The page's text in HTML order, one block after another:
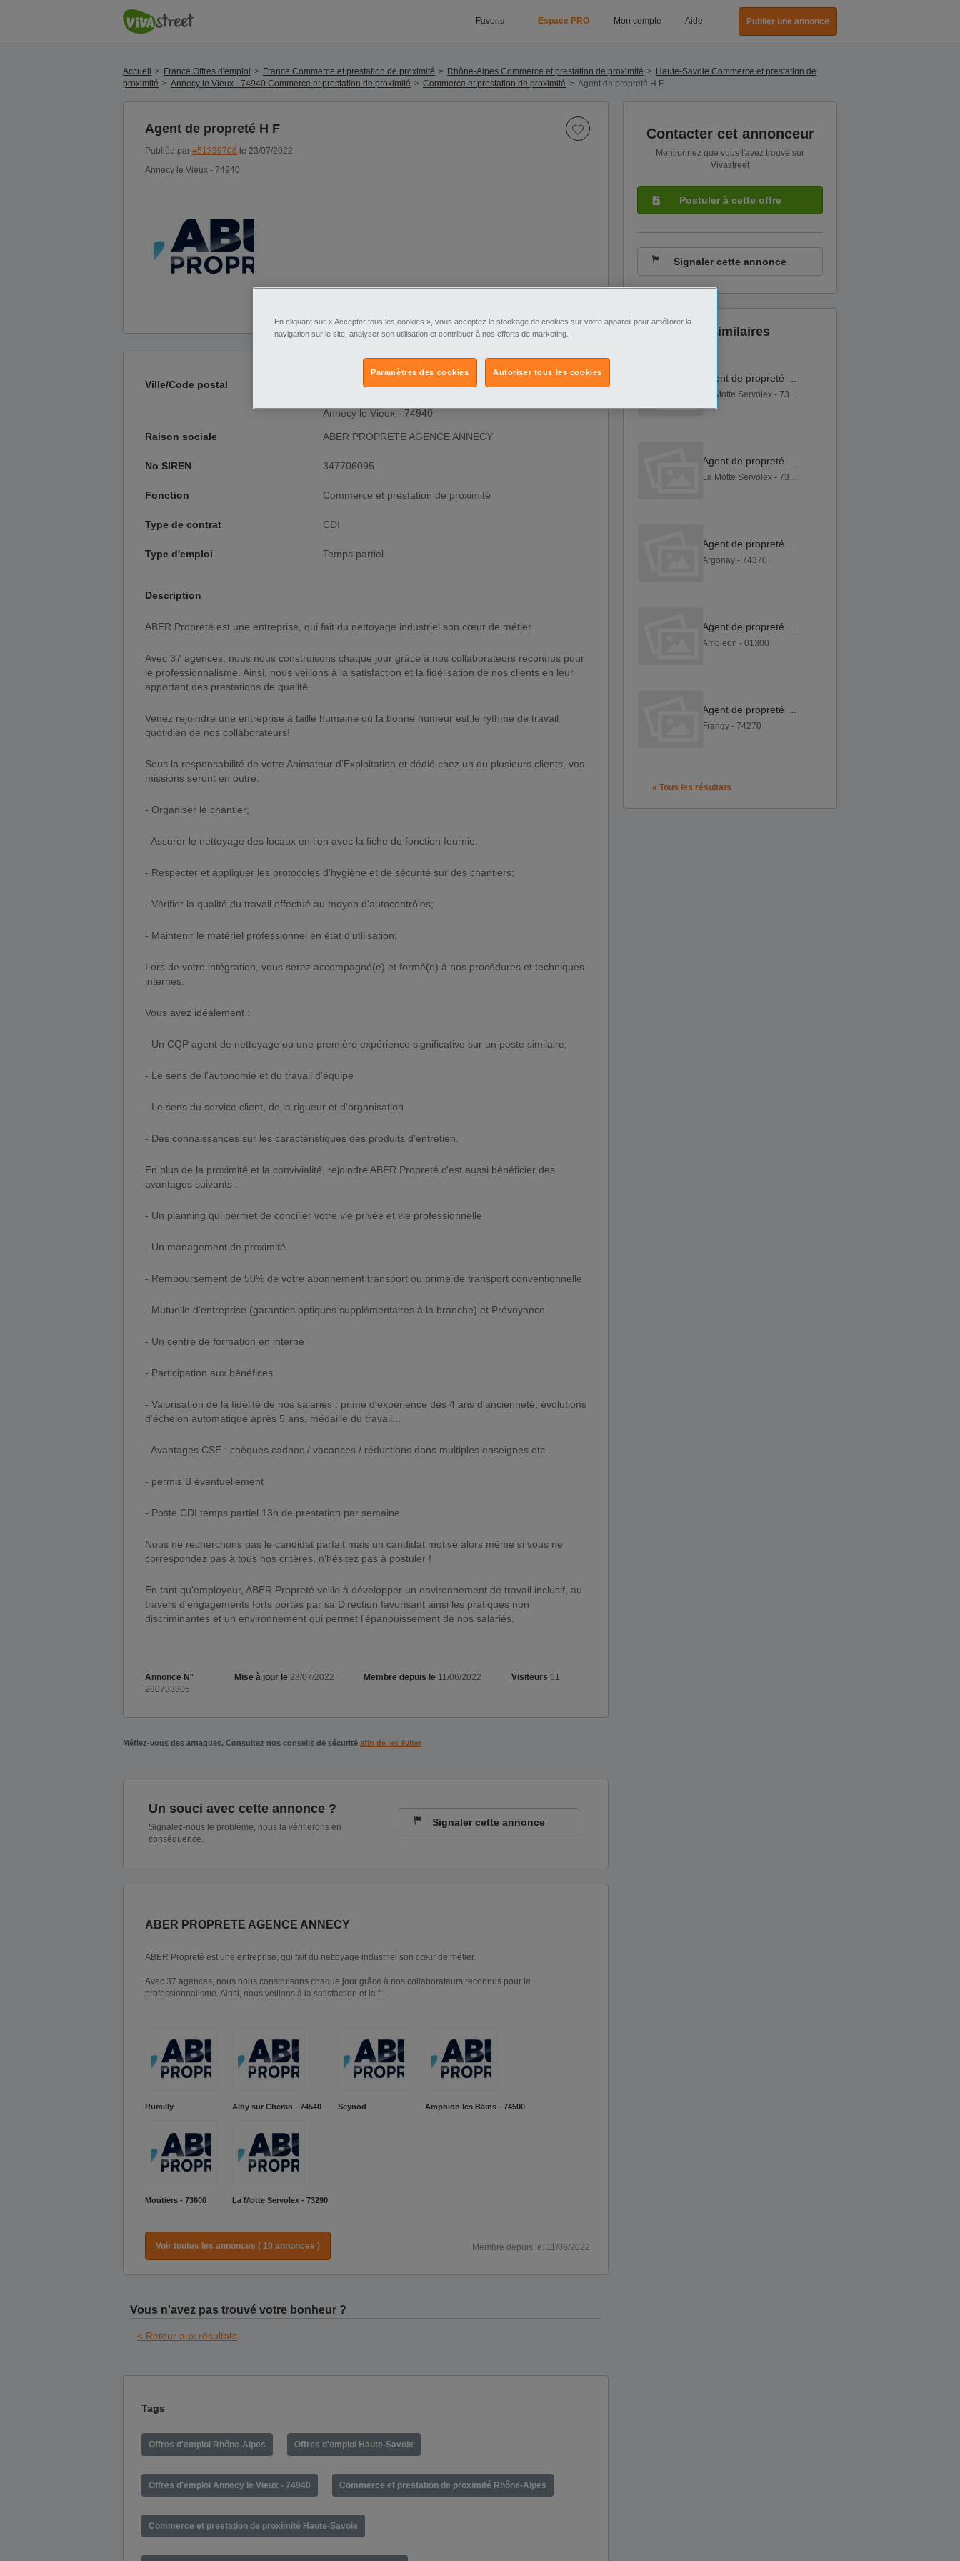
Favoris Espace PRO Mon compte Aide Publier une annonce
Accueil France Offres d'emploi France Commerce et prestation de proximité Rhône-Alpes Commerce et prestation de proximité
Haute-Savoie Commerce et prestation de
proximité
Annecy le Vieux - 74940 Commerce et prestation de proximité Commerce et prestation de proximité Agent de propreté H F
Agent de propreté H F
Publiée par #51339708 le 23/07/2022
Annecy le Vieux - 74940
Ville/Code postal
Rhône-Alpes
Annecy le Vieux - 74940
Raison sociale ABER PROPRETE AGENCE ANNECY
No SIREN 347706095
Fonction Commerce et prestation de proximité
Type de contrat CDI
Type d'emploi Temps partiel
Description
ABER Propreté est une entreprise, qui fait du nettoyage industriel son cœur de métier.
Avec 37 agences, nous nous construisons chaque jour grâce à nos collaborateurs reconnus pour
le professionnalisme. Ainsi, nous veillons à la satisfaction et la fidélisation de nos clients en leur
apportant des prestations de qualité.
Venez rejoindre une entreprise à taille humaine où la bonne humeur est le rythme de travail
quotidien de nos collaborateurs!
Sous la responsabilité de votre Animateur d'Exploitation et dédié chez un ou plusieurs clients, vos
missions seront en outre:
- Organiser le chantier;
- Assurer le nettoyage des locaux en lien avec la fiche de fonction fournie.
- Respecter et appliquer les protocoles d'hygiène et de sécurité sur des chantiers;
- Vérifier la qualité du travail effectué au moyen d'autocontrôles;
- Maintenir le matériel professionnel en état d'utilisation;
Lors de votre intégration, vous serez accompagné(e) et formé(e) à nos procédures et techniques
internes.
Vous avez idéalement :
- Un CQP agent de nettoyage ou une première expérience significative sur un poste similaire;
- Le sens de l'autonomie et du travail d'équipe
- Le sens du service client, de la rigueur et d'organisation
- Des connaissances sur les caractéristiques des produits d'entretien.
En plus de la proximité et la convivialité, rejoindre ABER Propreté c'est aussi bénéficier des
avantages suivants :
- Un planning qui permet de concilier votre vie privée et vie professionnelle
- Un management de proximité
- Remboursement de 50% de votre abonnement transport ou prime de transport conventionnelle
- Mutuelle d'entreprise (garanties optiques supplémentaires à la branche) et Prévoyance
- Un centre de formation en interne
- Participation aux bénéfices
- Valorisation de la fidélité de nos salariés : prime d'expérience dès 4 ans d'ancienneté, évolutions
d'échelon automatique après 5 ans, médaille du travail...
- Avantages CSE : chèques cadhoc / vacances / réductions dans multiples enseignes etc.
- permis B éventuellement
- Poste CDI temps partiel 13h de prestation par semaine
Nous ne recherchons pas le candidat parfait mais un candidat motivé alors même si vous ne
correspondez pas à tous nos critères, n'hésitez pas à postuler !
En tant qu'employeur, ABER Propreté veille à développer un environnement de travail inclusif, au
travers d'engagements forts portés par sa Direction favorisant ainsi les pratiques non
discriminantes et un environnement qui permet l'épanouissement de nos salariés.
Annonce N°
280783805
Mise à jour le 23/07/2022 Membre depuis le 11/06/2022 Visiteurs 61
Méfiez-vous des arnaques. Consultez nos conseils de sécurité afin de les éviter
Un souci avec cette annonce ?
Signalez-nous le problème, nous la vérifierons en
conséquence.
Signaler cette annonce
ABER PROPRETE AGENCE ANNECY
ABER Propreté est une entreprise, qui fait du nettoyage industriel son cœur de métier.
Avec 37 agences, nous nous construisons chaque jour grâce à nos collaborateurs reconnus pour le
professionnalisme. Ainsi, nous veillons à la satisfaction et la f...
Rumilly Alby sur Cheran - 74540 Seynod Amphion les Bains - 74500
Moutiers - 73600 La Motte Servolex - 73290
Voir toutes les annonces ( 10 annonces ) Membre depuis le: 11/06/2022
Vous n'avez pas trouvé votre bonheur ?
< Retour aux résultats
Contacter cet annonceur
Mentionnez que vous l'avez trouvé sur
Vivastreet
Postuler à cette offre
Signaler cette annonce
Annonces similaires
Argonay - 74370
Ambleon - 01300
Frangy - 74270
« Tous les résultats
Tags
Offres d'emploi Rhône-Alpes Offres d'emploi Haute-Savoie
Offres d'emploi Annecy le Vieux - 74940 Commerce et prestation de proximité Rhône-Alpes
Commerce et prestation de proximité Haute-Savoie
En cliquant sur « Accepter tous les cookies », vous acceptez le stockage de cookies sur votre appareil pour améliorer la
navigation sur le site, analyser son utilisation et contribuer à nos efforts de marketing.
Autoriser tous les cookies
Paramètres des cookies